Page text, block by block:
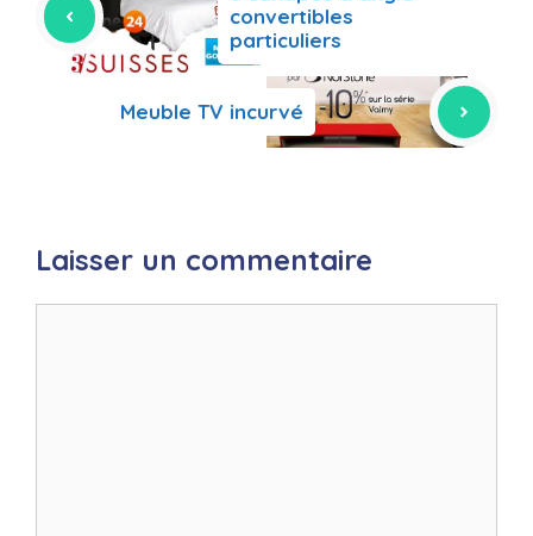
convertibles
particuliers
Meuble TV incurvé
Laisser un commentaire